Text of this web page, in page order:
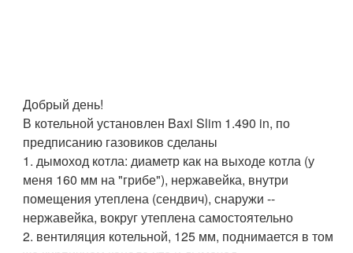
Добрый день!
В котельной установлен Baxi Slim 1.490 in, по
предписанию газовиков сделаны
1. дымоход котла: диаметр как на выходе котла (у
меня 160 мм на "грибе"), нержавейка, внутри
помещения утеплена (сендвич), снаружи --
нержавейка, вокруг утеплена самостоятельно
2. вентиляция котельной, 125 мм, поднимается в том